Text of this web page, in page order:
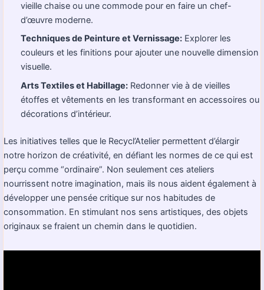
vieille chaise ou une commode pour en faire un chef-
d’œuvre moderne.
Techniques de Peinture et Vernissage: Explorer les
couleurs et les finitions pour ajouter une nouvelle dimension
visuelle.
Arts Textiles et Habillage: Redonner vie à de vieilles
étoffes et vêtements en les transformant en accessoires ou
décorations d’intérieur.
Les initiatives telles que le Recycl’Atelier permettent d’élargir
notre horizon de créativité, en défiant les normes de ce qui est
perçu comme “ordinaire”. Non seulement ces ateliers
nourrissent notre imagination, mais ils nous aident également à
développer une pensée critique sur nos habitudes de
consommation. En stimulant nos sens artistiques, des objets
originaux se fraient un chemin dans le quotidien.